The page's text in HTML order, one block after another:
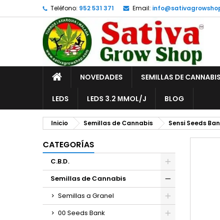
Teléfono: 952 531 371 Email:
INICIONOVEDADES SEMILLAS DE CANNABIS
LEDS LEDS 3.2 ΜMOL/J BLOG
Inicio Semillas de Cannabis Sensi Seeds
CATEGORÍAS
C.B.D.
Semillas de Cannabis
Semillas a Granel
00 Seeds Bank